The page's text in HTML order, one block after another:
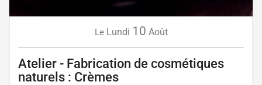
Le Lundi 10 Août
Atelier - Fabrication de cosmétiques
naturels : Crèmes